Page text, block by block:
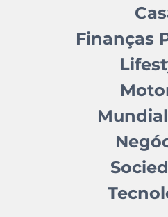
Finanças